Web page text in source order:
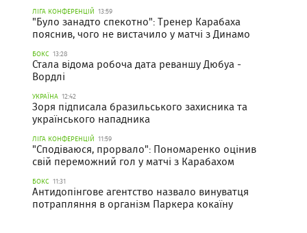
ЛІГА КОНФЕРЕНЦІЙ 13:59
"Було занадто спекотно": Тренер Карабаха
пояснив, чого не вистачило у матчі з Динамо
БОКС 13:28
Стала відома робоча дата реваншу Дюбуа -
Вордлі
УКРАЇНА 12:42
Зоря підписала бразильського захисника та
українського нападника
ЛІГА КОНФЕРЕНЦІЙ 11:59
"Сподіваюся, прорвало": Пономаренко оцінив
свій переможний гол у матчі з Карабахом
БОКС 11:31
Антидопінгове агентство назвало винуватця
потрапляння в організм Паркера кокаїну